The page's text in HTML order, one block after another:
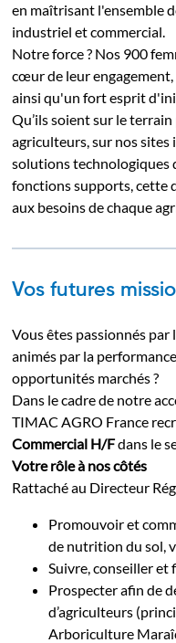
en maîtrisant l'ensemble
industriel et commercial.
Notre force ? Nos 900
cœur de leur
ainsi qu'un fort esprit
Qu’ils soient sur le
agriculteurs, sur nos
solutions technologiques
fonctions supports, cette
aux besoins de chaque
Vos futures
Vous êtes passionnés par
animés par la
opportunités marchés ?
Dans le cadre de notre
TIMAC AGRO France
Commercial H/Fdans le
Votre rôle à nos côtés
Rattaché au Directeur
Promouvoir et
de nutrition du sol,
Suivre, conseiller et
Prospecter afin de
d’agriculteurs
Arboriculture